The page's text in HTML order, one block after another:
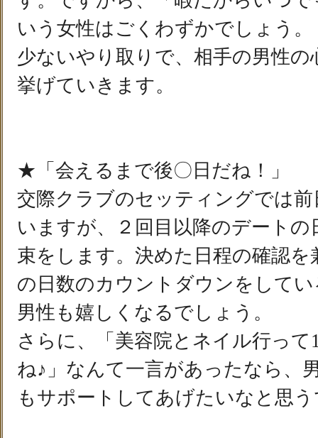
いう女性はごくわずかでしょう。
少ないやり取りで、相手の男性
挙げていきます。
★「会えるまで後〇日だね！」
交際クラブのセッティングでは
いますが、２回目以降のデート
束をします。決めた日程の確認
の日数のカウントダウンをして
男性も嬉しくなるでしょう。
さらに、「美容院とネイル行っ
ね♪」なんて一言があったなら、
もサポートしてあげたいなと思